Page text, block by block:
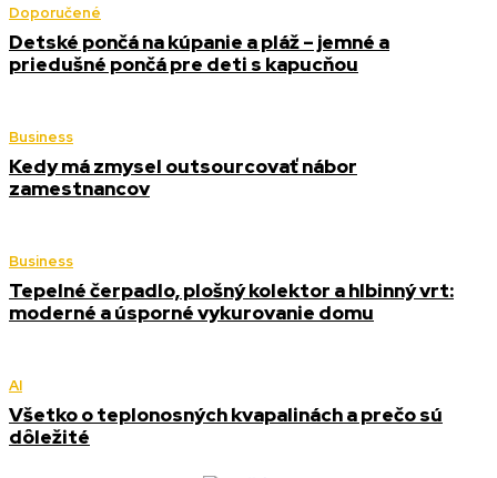
Doporučené
Detské pončá na kúpanie a pláž – jemné a
priedušné pončá pre deti s kapucňou
Business
Kedy má zmysel outsourcovať nábor
zamestnancov
Business
Tepelné čerpadlo, plošný kolektor a hlbinný vrt:
moderné a úsporné vykurovanie domu
AI
Všetko o teplonosných kvapalinách a prečo sú
dôležité